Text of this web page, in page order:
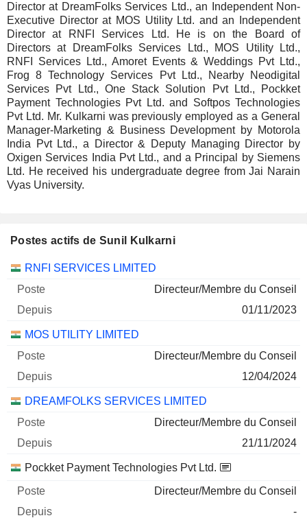
Director at DreamFolks Services Ltd., an Independent Non-
Executive Director at MOS Utility Ltd. and an Independent
Director at RNFI Services Ltd. He is on the Board of
Directors at DreamFolks Services Ltd., MOS Utility Ltd.,
RNFI Services Ltd., Amoret Events & Weddings Pvt Ltd.,
Frog 8 Technology Services Pvt Ltd., Nearby Neodigital
Services Pvt Ltd., One Stack Solution Pvt Ltd., Pockket
Payment Technologies Pvt Ltd. and Softpos Technologies
Pvt Ltd. Mr. Kulkarni was previously employed as a General
Manager-Marketing & Business Development by Motorola
India Pvt Ltd., a Director & Deputy Managing Director by
Oxigen Services India Pvt Ltd., and a Principal by Siemens
Ltd. He received his undergraduate degree from Jai Narain
Vyas University.
Postes actifs de Sunil Kulkarni
Sociétés Poste Début
RNFI SERVICES LIMITED
Directeur/Membre du Conseil
01/11/2023
MOS UTILITY LIMITED
Directeur/Membre du Conseil
12/04/2024
DREAMFOLKS SERVICES LIMITED
Directeur/Membre du Conseil
21/11/2024
Pockket Payment Technologies Pvt Ltd.
Directeur/Membre du Conseil
-